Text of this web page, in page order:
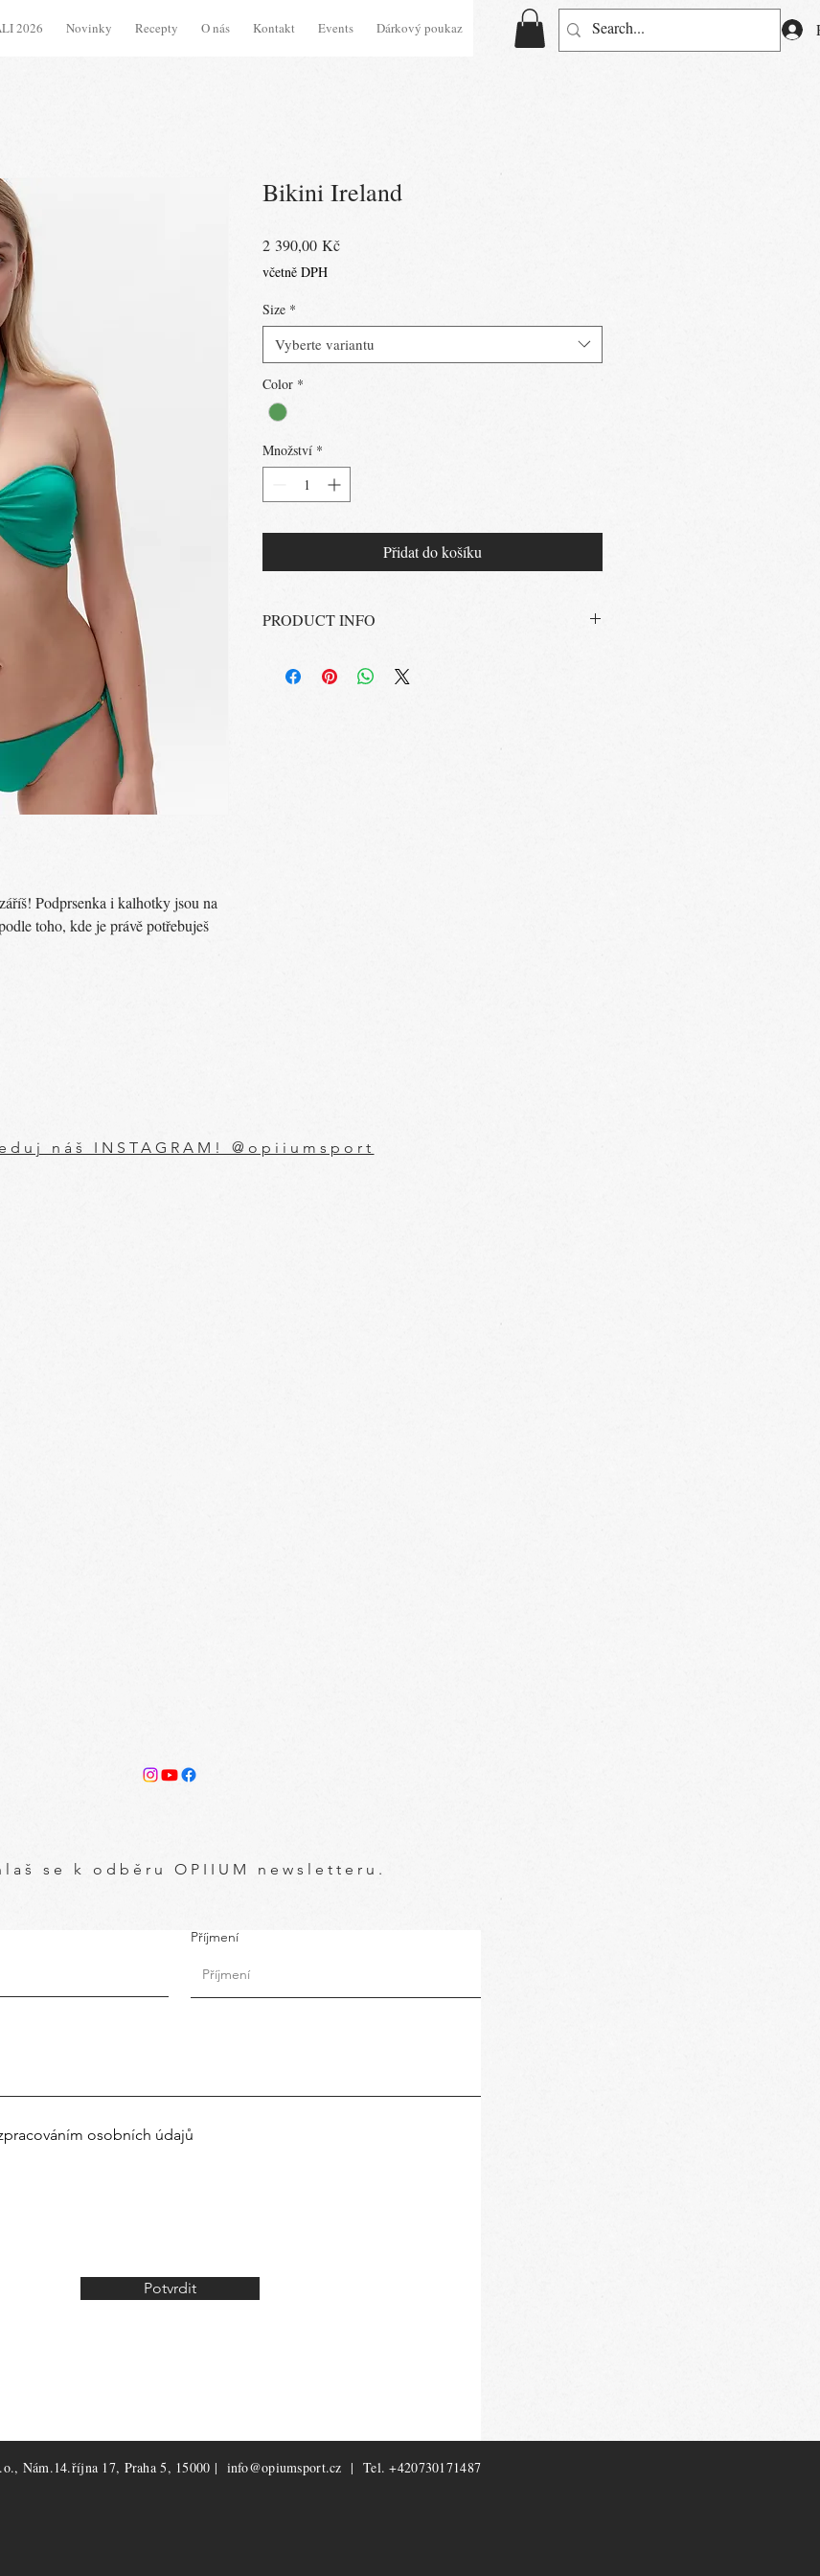
2026 Novinky Recepty O nás Kontakt Events Dárkový poukaz
Podprsenka i kalhotky jsou na
toho, kde je právě potřebuješ
Bikini Ireland
2 390,00 KčCena
včetně DPH
Size *
Vyberte variantu
Color *
Množství *
Přidat do košíku
PRODUCT INFO
Barva: zelená
náš INSTAGRAM! @opiiumsport
se k odběru OPIIUM newsletteru.
Příjmení
osobních údajů
Potvrdit
Nám.14.října 17, Praha 5, 15000 | info@opiumsport.cz | Tel. +420730171487